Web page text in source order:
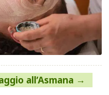
all’Asmana